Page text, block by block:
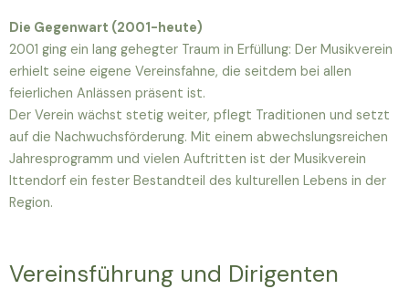
Die Gegenwart (2001-heute)
2001 ging ein lang gehegter Traum in Erfüllung: Der Musikverein
erhielt seine eigene Vereinsfahne, die seitdem bei allen
feierlichen Anlässen präsent ist.
Der Verein wächst stetig weiter, pflegt Traditionen und setzt
auf die Nachwuchsförderung. Mit einem abwechslungsreichen
Jahresprogramm und vielen Auftritten ist der Musikverein
Ittendorf ein fester Bestandteil des kulturellen Lebens in der
Region.
Vereinsführung und Dirigenten